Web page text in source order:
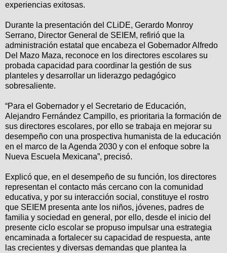
experiencias exitosas.
Durante la presentación del CLiDE, Gerardo Monroy
Serrano, Director General de SEIEM, refirió que la
administración estatal que encabeza el Gobernador Alfredo
Del Mazo Maza, reconoce en los directores escolares su
probada capacidad para coordinar la gestión de sus
planteles y desarrollar un liderazgo pedagógico
sobresaliente.
“Para el Gobernador y el Secretario de Educación,
Alejandro Fernández Campillo, es prioritaria la formación de
sus directores escolares, por ello se trabaja en mejorar su
desempeño con una prospectiva humanista de la educación
en el marco de la Agenda 2030 y con el enfoque sobre la
Nueva Escuela Mexicana”, precisó.
Explicó que, en el desempeño de su función, los directores
representan el contacto más cercano con la comunidad
educativa, y por su interacción social, constituye el rostro
que SEIEM presenta ante los niños, jóvenes, padres de
familia y sociedad en general, por ello, desde el inicio del
presente ciclo escolar se propuso impulsar una estrategia
encaminada a fortalecer su capacidad de respuesta, ante
las crecientes y diversas demandas que plantea la